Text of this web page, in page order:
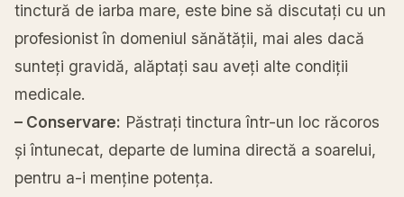
tinctură de iarba mare, este bine să discutați cu un
profesionist în domeniul sănătății, mai ales dacă
sunteți gravidă, alăptați sau aveți alte condiții
medicale.
– Conservare: Păstrați tinctura într-un loc răcoros
și întunecat, departe de lumina directă a soarelui,
pentru a-i menține potența.